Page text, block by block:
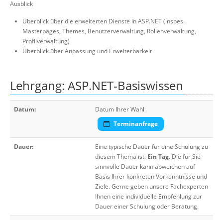
Ausblick
Überblick über die erweiterten Dienste in ASP.NET (insbes.
Masterpages, Themes, Benutzerverwaltung, Rollenverwaltung,
Profilverwaltung)
Überblick über Anpassung und Erweiterbarkeit
Lehrgang: ASP.NET-Basiswissen
Datum:
Datum Ihrer Wahl
Terminanfrage
Dauer:
Eine typische Dauer für eine Schulung zu
diesem Thema ist: Ein Tag. Die für Sie
sinnvolle Dauer kann abweichen auf
Basis Ihrer konkreten Vorkenntnisse und
Ziele. Gerne geben unsere Fachexperten
Ihnen eine individuelle Empfehlung zur
Dauer einer Schulung oder Beratung.